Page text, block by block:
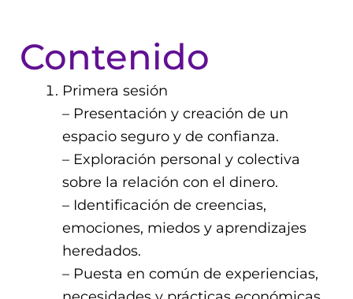
Contenido
Primera sesión
– Presentación y creación de un
espacio seguro y de confianza.
– Exploración personal y colectiva
sobre la relación con el dinero.
– Identificación de creencias,
emociones, miedos y aprendizajes
heredados.
– Puesta en común de experiencias,